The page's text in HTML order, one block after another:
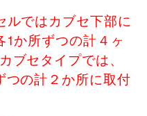
ルではカブセ下部に
か所ずつの計４ヶ
ブセタイプでは、
つの計２か所に取付